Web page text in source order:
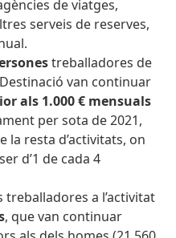
de viatges,
serveis de reserves,
treballadores de
van continuar
als 1.000 € mensuals
per sota de 2021,
la resta d’activitats, on
d’1 de cada 4
treballadores a l’activitat
, que van continuar